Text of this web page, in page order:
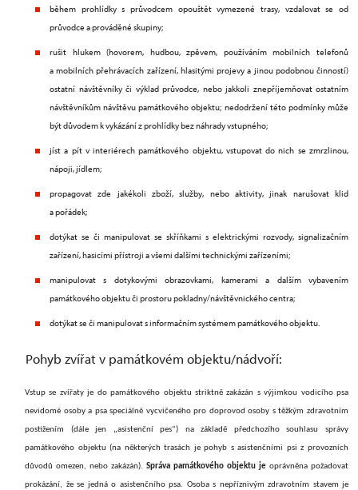
během prohlídky s průvodcem opouštět vymezené trasy, vzdalovat se od
průvodce a prováděné skupiny;
rušit hlukem (hovorem, hudbou, zpěvem, používáním mobilních telefonů
a mobilních přehrávacích zařízení, hlasitými projevy a jinou podobnou činností)
ostatní návštěvníky či výklad průvodce, nebo jakkoli znepříjemňovat ostatním
návštěvníkům návštěvu památkového objektu; nedodržení této podmínky může
být důvodem k vykázání z prohlídky bez náhrady vstupného;
jíst a pít v interiérechpamátkového objektu, vstupovat do nich se zmrzlinou,
nápoji, jídlem;
propagovat zde jakékoli zboží, služby, nebo aktivity, jinak narušovat klid
a pořádek;
dotýkat se či manipulovat se skříňkami s elektrickými rozvody, signalizačním
zařízení, hasicími přístroji a všemi dalšími technickými zařízeními;
manipulovat s dotykovými obrazovkami, kamerami a dalším vybavením
památkového objektu či prostoru pokladny/návštěvnického centra;
dotýkat se či manipulovat s informačním systémem památkového objektu.
Pohyb zvířat v památkovém objektu/nádvoří:
Vstup se zvířaty je do památkového objektu striktně zakázán svýjimkou vodicího psa
nevidomé osoby a psa speciálně vycvičeného pro doprovod osoby s těžkým zdravotním
postižením (dále jen „asistenční pes“) na základě předchozího souhlasu správy
památkového objektu (na některých trasách je pohyb s asistenčními psi z provozních
důvodů omezen, nebo zakázán). Správa památkového objektu je oprávněna požadovat
prokázání, že se jedná o asistenčního psa. Osoba s nepříznivým zdravotním stavem je